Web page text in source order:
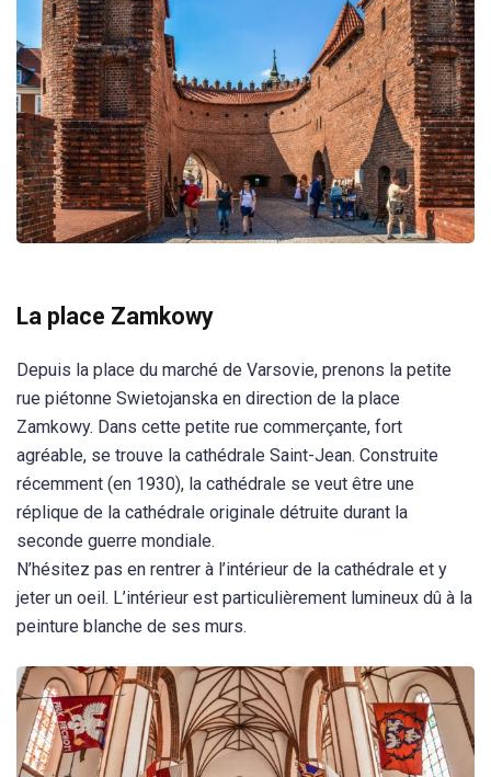
La place Zamkowy
Depuis la place du marché de Varsovie, prenons la petite
rue piétonne Swietojanska en direction de la place
Zamkowy. Dans cette petite rue commerçante, fort
agréable, se trouve la cathédrale Saint-Jean. Construite
récemment (en 1930), la cathédrale se veut être une
réplique de la cathédrale originale détruite durant la
seconde guerre mondiale.
N’hésitez pas en rentrer à l’intérieur de la cathédrale et y
jeter un oeil. L’intérieur est particulièrement lumineux dû à la
peinture blanche de ses murs.